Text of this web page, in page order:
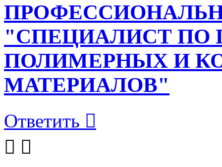
"СПЕЦИАЛИСТ ПО
ПОЛИМЕРНЫХ И
МАТЕРИАЛОВ"
Ответить